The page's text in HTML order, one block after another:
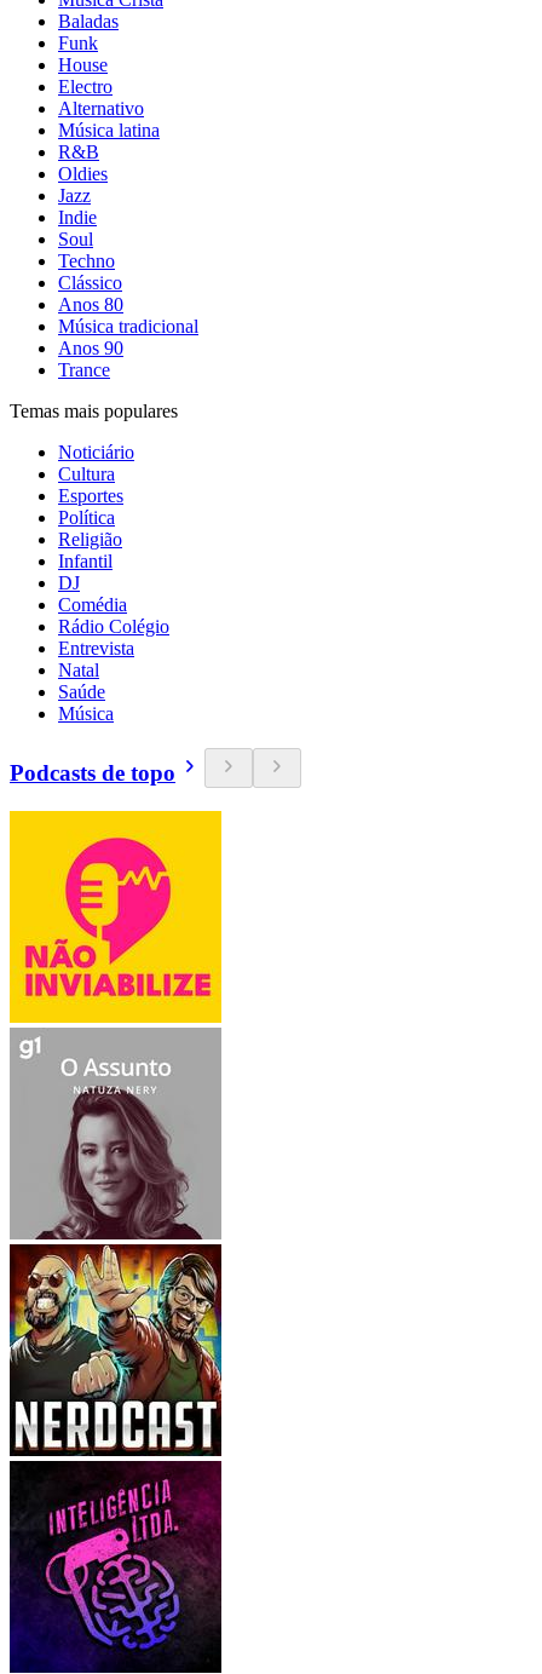
Baladas
Funk
House
Electro
Alternativo
Música latina
R&B
Oldies
Jazz
Indie
Soul
Techno
Clássico
Anos 80
Música tradicional
Anos 90
Trance
Temas mais populares
Noticiário
Cultura
Esportes
Política
Religião
Infantil
DJ
Comédia
Rádio Colégio
Entrevista
Natal
Saúde
Música
Podcasts de topo